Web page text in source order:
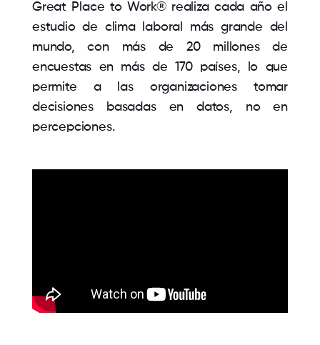
Great Place to Work® realiza cada año el
estudio de clima laboral más grande del
mundo, con más de 20 millones de
encuestas en más de 170 países, lo que
permite a las organizaciones tomar
decisiones basadas en datos, no en
percepciones.